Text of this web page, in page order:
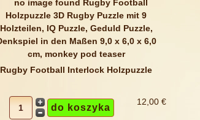
Rugby Football Interlock Holzpuzzle
12,00 €